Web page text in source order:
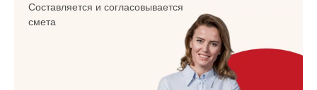
Составляется и согласовывается
смета